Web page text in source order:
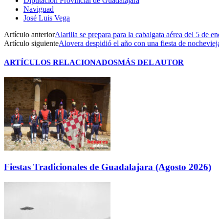
Naviguad
José Luis Vega
Artículo anteriorAlarilla se prepara para la cabalgata aérea del 5 de
Artículo siguienteAlovera despidió el año con una fiesta de
ARTÍCULOS RELACIONADOSMÁS DEL AUTOR
Fiestas Tradicionales de Guadalajara (Agosto 2026)